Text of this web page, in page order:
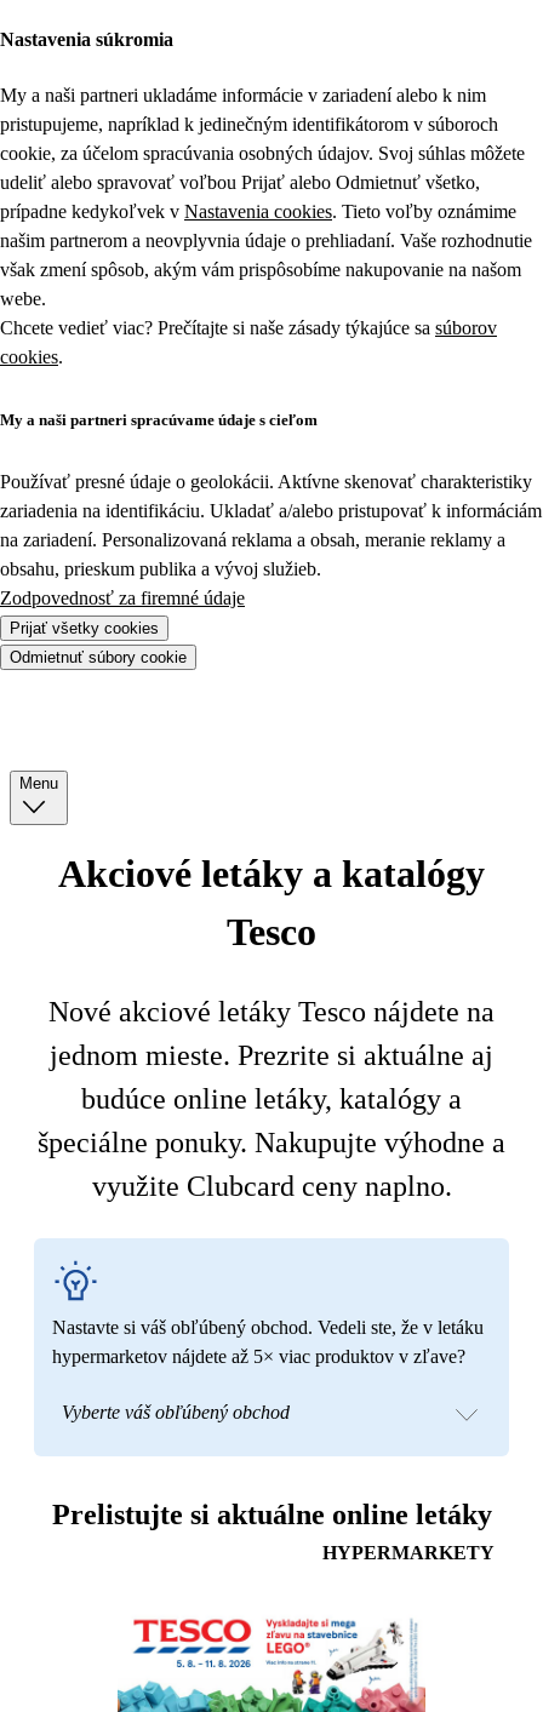
Nastavenia súkromia
My a naši partneri ukladáme informácie v zariadení alebo k nim
pristupujeme, napríklad k jedinečným identifikátorom v súboroch
cookie, za účelom spracúvania osobných údajov. Svoj súhlas môžete
udeliť alebo spravovať voľbou Prijať alebo Odmietnuť všetko,
prípadne kedykoľvek v Nastavenia cookies. Tieto voľby oznámime
našim partnerom a neovplyvnia údaje o prehliadaní. Vaše rozhodnutie
však zmení spôsob, akým vám prispôsobíme nakupovanie na našom
webe.
Chcete vedieť viac? Prečítajte si naše zásady týkajúce sa súborov
cookies.
My a naši partneri spracúvame údaje s cieľom
Používať presné údaje o geolokácii. Aktívne skenovať charakteristiky
zariadenia na identifikáciu. Ukladať a/alebo pristupovať k informáciám
na zariadení. Personalizovaná reklama a obsah, meranie reklamy a
obsahu, prieskum publika a vývoj služieb.
Zodpovednosť za firemné údaje
Prijať všetky cookies
Odmietnuť súbory cookie
Menu
Akciové letáky a katalógy
Tesco
Nové akciové letáky Tesco nájdete na
jednom mieste. Prezrite si aktuálne aj
budúce online letáky, katalógy a
špeciálne ponuky. Nakupujte výhodne a
využite Clubcard ceny naplno.
Nastavte si váš obľúbený obchod. Vedeli ste, že v letáku
hypermarketov nájdete až 5× viac produktov v zľave?
Vyberte váš obľúbený obchod
Prelistujte si aktuálne online letáky
HYPERMARKETY